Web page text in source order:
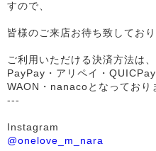
すので、
皆様のご来店お待ち致してお
ご利用いただける決済方法は
PayPay・アリペイ・
WAON・nanacoとなっており
---
Instagram
@onelove_m_nara